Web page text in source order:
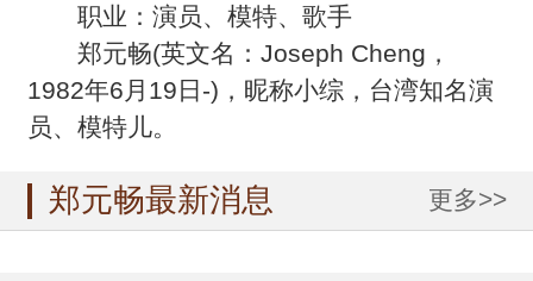
职业：演员、模特、歌手
郑元畅(英文名：Joseph Cheng，
1982年6月19日-)，昵称小综，台湾知名演
员、模特儿。
郑元畅最新消息 更多>>